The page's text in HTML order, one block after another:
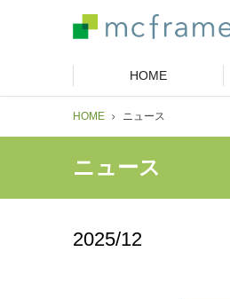
HOME
HOME ニュース
ニュース
2025/12